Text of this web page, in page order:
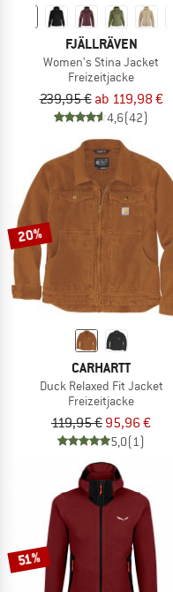
FJÄLLRÄVEN
Women's Stina Jacket
Freizeitjacke
239,95 € ab 119,98 €
4,6(42)
20%
CARHARTT
Duck Relaxed Fit Jacket
Freizeitjacke
119,95 € 95,96 €
5,0(1)
51%